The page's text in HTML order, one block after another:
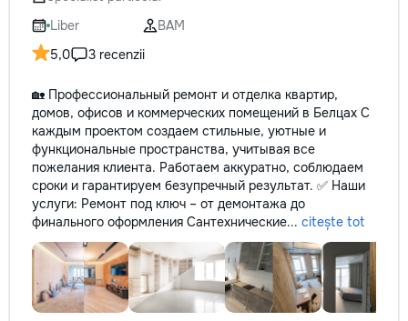
не включается? Не спешите
покупать новую! Спасем ваш
бюджет.
Liber
BAM
5,0
3 recenzii
🏡 Профессиональный ремонт и отделка квартир,
домов, офисов и коммерческих помещений в Белцах С
каждым проектом создаем стильные, уютные и
функциональные пространства, учитывая все
пожелания клиента. Работаем аккуратно, соблюдаем
сроки и гарантируем безупречный результат. ✅ Наши
услуги: Ремонт под ключ – от демонтажа до
финального оформления Сантехнические... citește tot